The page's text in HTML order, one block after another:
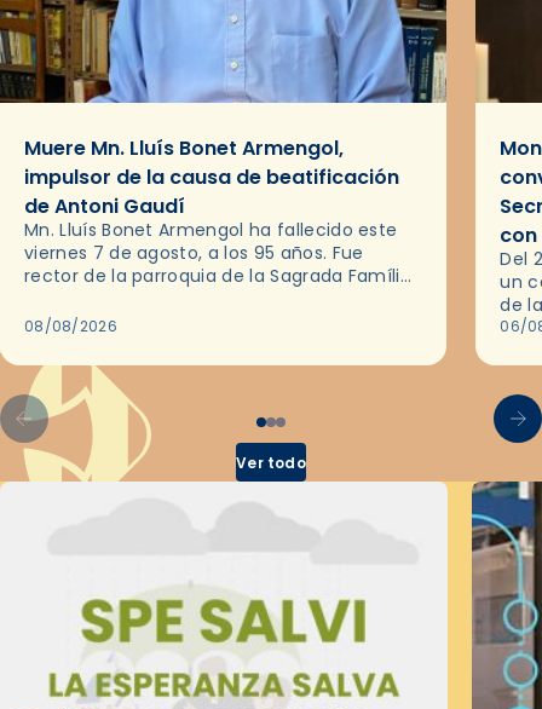
Muere Mn. Lluís Bonet Armengol,
impulsor de la causa de beatificación
de Antoni Gaudí
Mn. Lluís Bonet Armengol ha fallecido este
viernes 7 de agosto, a los 95 años. Fue
rector de la parroquia de la Sagrada Família
08/08/2026
Del
un
de
en
06/
Ver todo